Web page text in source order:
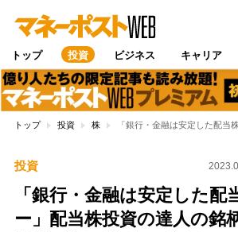
トップ 投資 ビジネス キャリア
トップ 投資 株 「銀行・金融は安定した配当
投資
「銀行・金融は安定した配
ー」配当株投資の達人の銘